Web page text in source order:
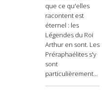
que ce qu'elles
racontent est
éternel : les
Légendes du Roi
Arthur en sont. Les
Préraphaélites s'y
sont
particulièrement...